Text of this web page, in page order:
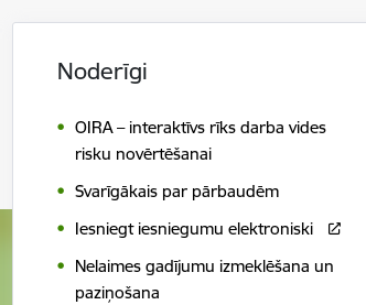
Noderīgi
OIRA – interaktīvs rīks darba vides
risku novērtēšanai
Svarīgākais par pārbaudēm
Iesniegt iesniegumu elektroniski
Nelaimes gadījumu izmeklēšana un
paziņošana